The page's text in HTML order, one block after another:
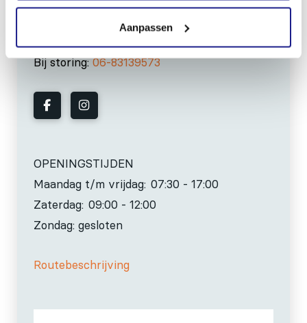
Aanpassen
Bij storing:06-83139573
OPENINGSTIJDEN
Maandag t/m vrijdag: 07:30 - 17:00
Zaterdag: 09:00 - 12:00
Zondag: gesloten
Routebeschrijving